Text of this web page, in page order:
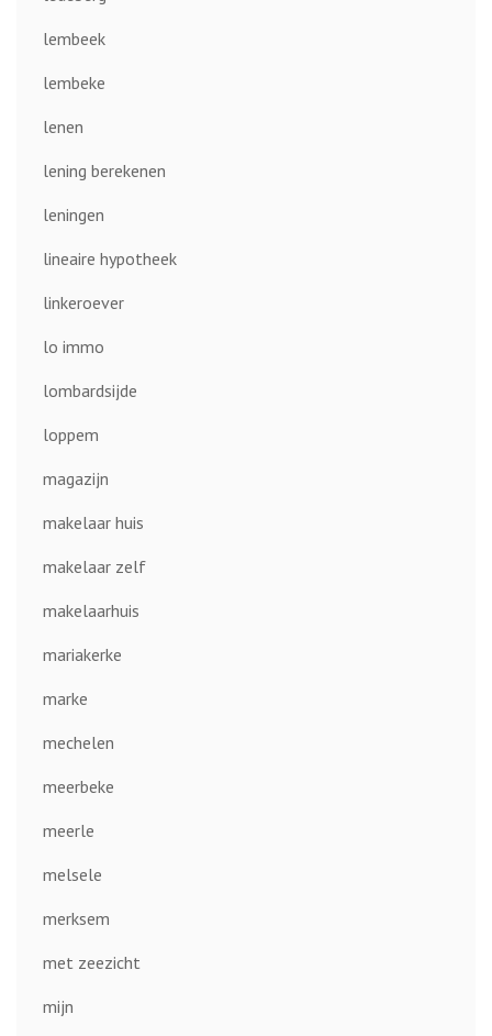
lembeek
lembeke
lenen
lening berekenen
leningen
lineaire hypotheek
linkeroever
lo immo
lombardsijde
loppem
magazijn
makelaar huis
makelaar zelf
makelaarhuis
mariakerke
marke
mechelen
meerbeke
meerle
melsele
merksem
met zeezicht
mijn